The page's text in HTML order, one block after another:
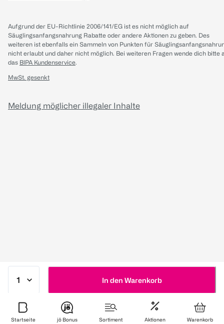
In den Warenkorb
Aufgrund der EU-Richtlinie 2006/141/EG ist es nicht möglich auf
Säuglingsanfangsnahrung Rabatte oder andere Aktionen zu geben. Des
weiteren ist ebenfalls ein Sammeln von Punkten für
nicht erlaubt und daher nicht möglich. Bei weiteren Fragen wende dich bitte
das BIPA Kundenservice.
MwSt. gesenkt
Meldung möglicher illegaler Inhalte
Startseite jö Bonus Sortiment Aktionen Warenkorb